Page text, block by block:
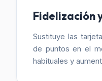
Fidelización
Sustituye las
de puntos en el
habituales y